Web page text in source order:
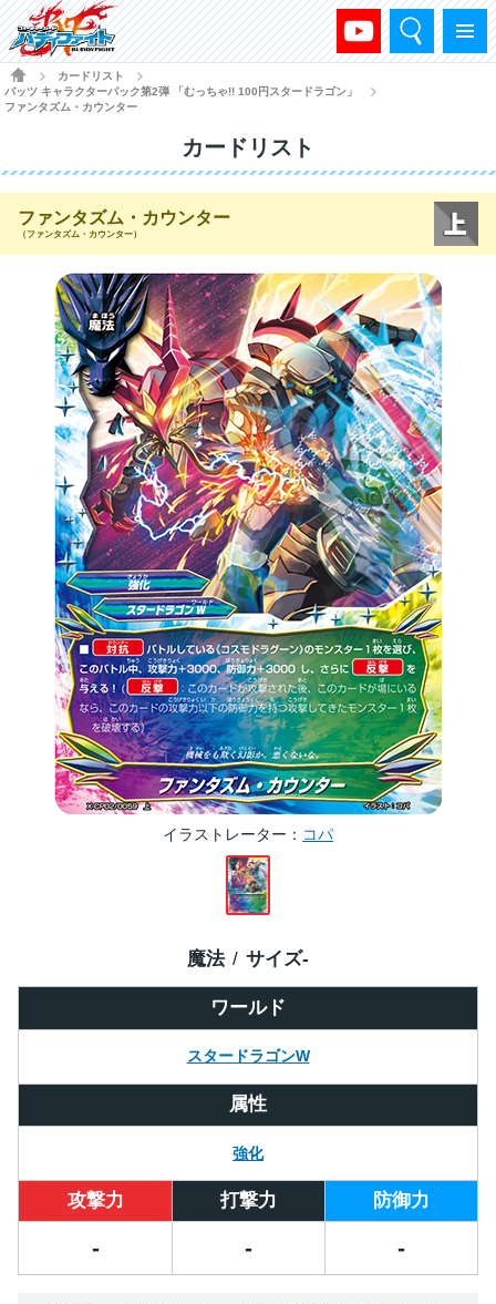
メニュー
検索
HOME
カードリスト
バッツ キャラクターパック第2弾 「むっちゃ!! 100円スタードラゴン」
ファンタズム・カウンター
カードリスト
ファンタズム・カウンター
（ファンタズム・カウンター）
イラストレーター コパ
ワールド
スタードラゴンW
魔法 サイズ-
属性
強化
攻撃力 打撃力 防御力
- - -